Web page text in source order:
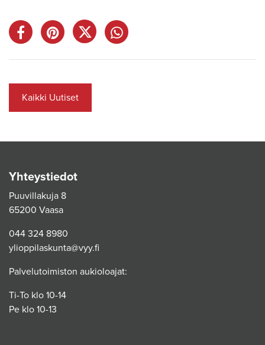
Kaikki Uutiset
Yhteystiedot
Puuvillakuja 8
65200 Vaasa
044 324 8980
ylioppilaskunta@vyy.fi
Palvelutoimiston aukioloajat:
Ti-To klo 10-14
Pe klo 10-13